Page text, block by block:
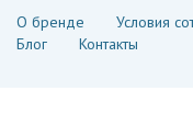
О бренде Условия
Блог
Контакты